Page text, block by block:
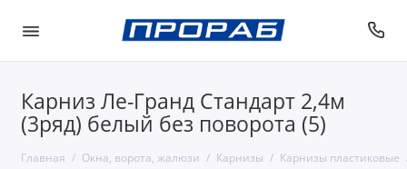
Карниз Ле-Гранд Стандарт 2,4м
(3ряд) белый без поворота (5)
Главная Окна, ворота, жалюзи Карнизы Карнизы пластиковые